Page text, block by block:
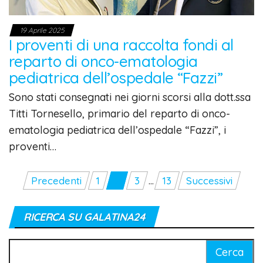
19 Aprile 2025
I proventi di una raccolta fondi al
reparto di onco-ematologia
pediatrica dell’ospedale “Fazzi”
Sono stati consegnati nei giorni scorsi alla dott.ssa
Titti Tornesello, primario del reparto di onco-
ematologia pediatrica dell’ospedale “Fazzi”, i
proventi…
Paginazione
degli
articoli
Precedenti 1 3 … 13 Successivi
RICERCA SU GALATINA24